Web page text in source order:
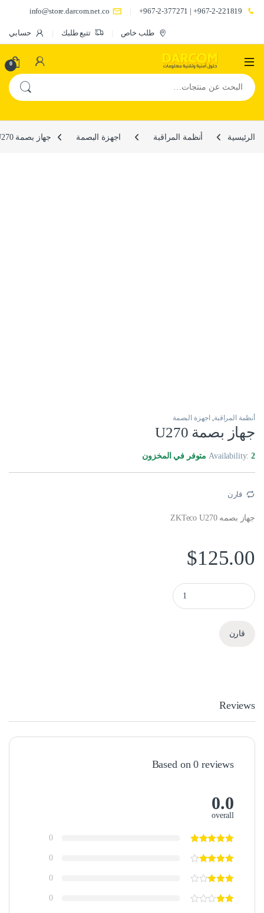
967-2-221819+ | 967-2-377271+
info@store.darcom.net.co
طلب خاص تتبع طلبك حسابي
0
البحث عن:
الرئيسية أنظمة المراقبة اجهزة البصمة جهاز بصمة U270
أنظمة المراقبة اجهزة البصمة
جهاز بصمة U270
Availability:2 متوفر في المخزون
قارن
جهاز بصمه ZKTeco U270
$125.00
جهاز بصمة U270 quantity
قارن
Reviews
Based on 0 reviews
0.0
overall
0
0
0
0